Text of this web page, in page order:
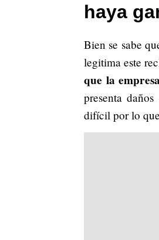
haya
Bien se sabe
legitima este
que la
presenta
difícil por lo